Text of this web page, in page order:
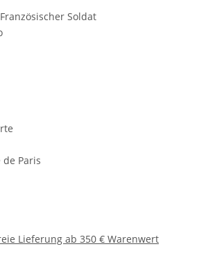
Soldat
Paris
Lieferung ab 350 € Warenwert